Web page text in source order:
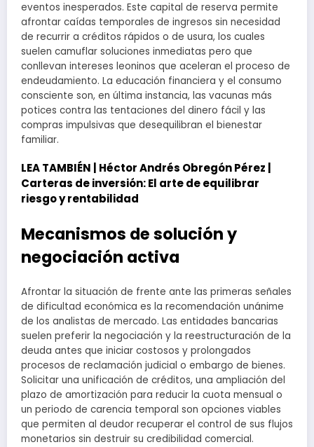
eventos inesperados. Este capital de reserva permite
afrontar caídas temporales de ingresos sin necesidad
de recurrir a créditos rápidos o de usura, los cuales
suelen camuflar soluciones inmediatas pero que
conllevan intereses leoninos que aceleran el proceso de
endeudamiento. La educación financiera y el consumo
consciente son, en última instancia, las vacunas más
potices contra las tentaciones del dinero fácil y las
compras impulsivas que desequilibran el bienestar
familiar.
LEA TAMBIÉN | Héctor Andrés Obregón Pérez |
Carteras de inversión: El arte de equilibrar
riesgo y rentabilidad
Mecanismos de solución y
negociación activa
Afrontar la situación de frente ante las primeras señales
de dificultad económica es la recomendación unánime
de los analistas de mercado. Las entidades bancarias
suelen preferir la negociación y la reestructuración de la
deuda antes que iniciar costosos y prolongados
procesos de reclamación judicial o embargo de bienes.
Solicitar una unificación de créditos, una ampliación del
plazo de amortización para reducir la cuota mensual o
un periodo de carencia temporal son opciones viables
que permiten al deudor recuperar el control de sus flujos
monetarios sin destruir su credibilidad comercial.